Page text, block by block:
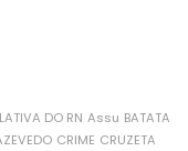
DO RN Assu BATATA
CRIME CRUZETA